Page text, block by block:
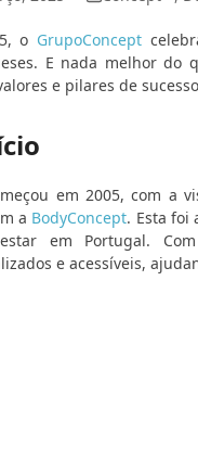
o GrupoConcept
E nada melhor do
e pilares de
em 2005, com a
a BodyConcept. Esta foi
em Portugal.
e acessíveis,